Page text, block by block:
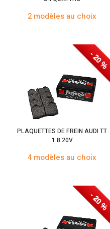
2 modèles au choix
- 20 %
PLAQUETTES DE FREIN AUDI TT
1.8 20V
4 modèles au choix
- 20 %